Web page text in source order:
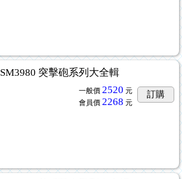
SM3980 突擊砲系列大全輯
一般價 2520 元
會員價 2268 元
訂購